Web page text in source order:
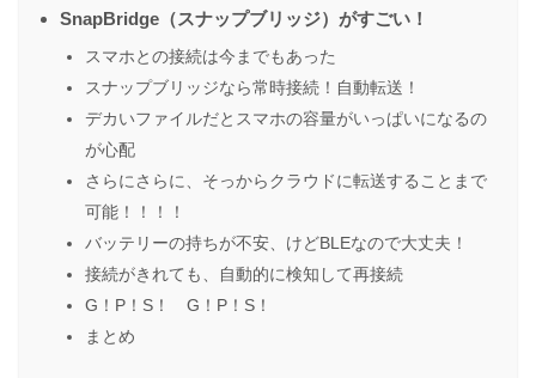
SnapBridge（スナップブリッジ）がすごい！
スマホとの接続は今までもあった
スナップブリッジなら常時接続！自動転送！
デカいファイルだとスマホの容量がいっぱいになるの
が心配
さらにさらに、そっからクラウドに転送することまで
可能！！！！
バッテリーの持ちが不安、けどBLEなので大丈夫！
接続がきれても、自動的に検知して再接続
G！P！S！ G！P！S！
まとめ